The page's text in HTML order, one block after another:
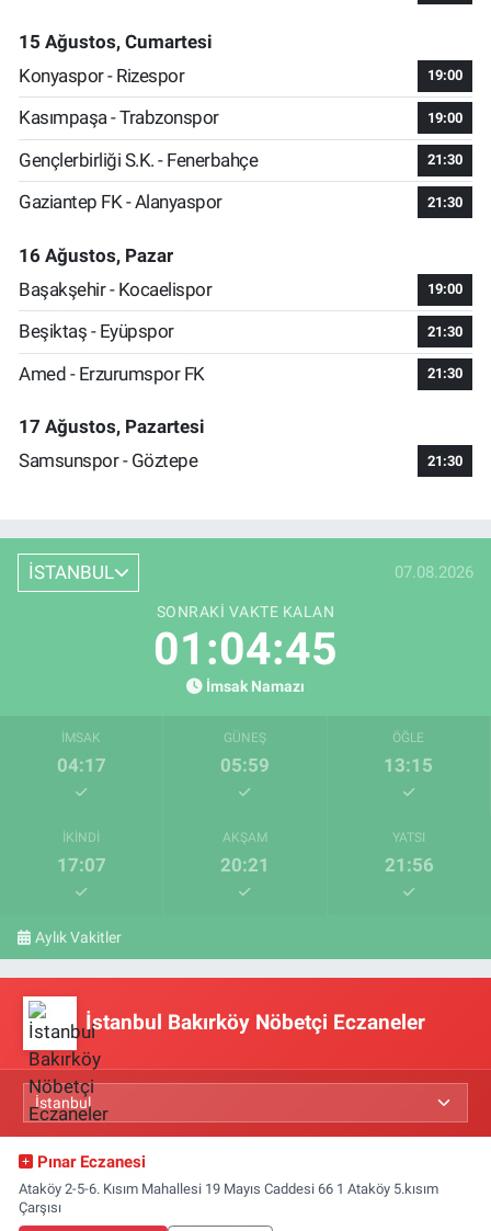
15 Ağustos, Cumartesi
Konyaspor - Rizespor
19:00
Kasımpaşa - Trabzonspor 19:00
Gençlerbirliği S.K. - Fenerbahçe 21:30
Gaziantep FK - Alanyaspor 21:30
16 Ağustos, Pazar
Başakşehir - Kocaelispor
19:00
Beşiktaş - Eyüpspor 21:30
Amed - Erzurumspor FK 21:30
17 Ağustos, Pazartesi
Samsunspor - Göztepe
21:30
İSTANBUL 07.08.2026
SONRAKI VAKTE KALAN
01:04:45
İmsak Namazı
İMSAK
04:17
GÜNEŞ
05:59
ÖĞLE
13:15
İKINDI
17:07
AKŞAM
20:21
YATSI
21:56
Aylık Vakitler
İstanbul Bakırköy Nöbetçi Eczaneler
Pınar Eczanesi
Ataköy 2-5-6. Kısım Mahallesi 19 Mayıs Caddesi 66 1 Ataköy 5.kısım
Çarşısı